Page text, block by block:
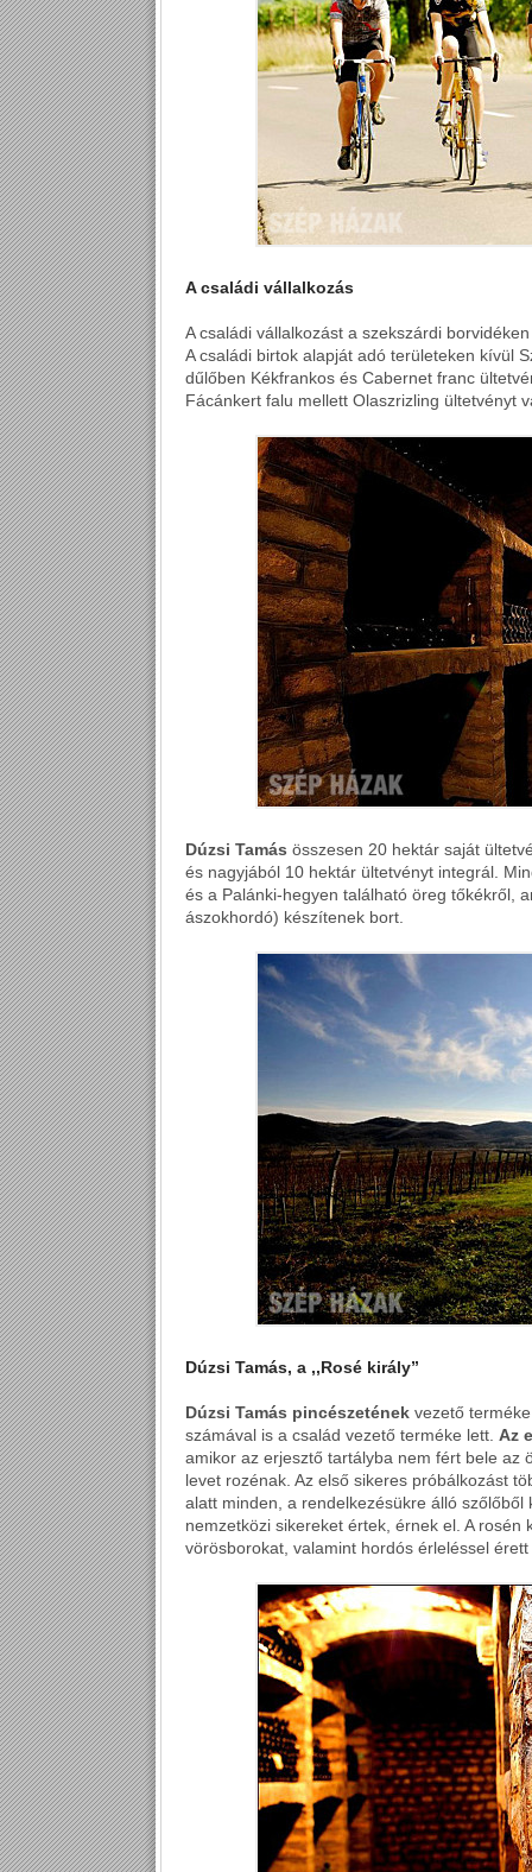
A családi vállalkozás
A családi vállalkozást a szekszárdi
A családi birtok alapját adó területeken kívül
dűlőben Kékfrankos és Cabernet franc
Fácánkert falu mellett Olaszrizling ültetvényt
Dúzsi Tamás összesen 20 hektár saját
és nagyjából 10 hektár ültetvényt integrál.
és a Palánki-hegyen található öreg tőkékről,
ászokhordó) készítenek bort.
Dúzsi Tamás, a ,,Rosé király”
Dúzsi Tamás pincészetének vezető
számával is a család vezető terméke lett. Az
amikor az erjesztő tartályba nem fért bele az
levet rozénak. Az első sikeres próbálkozást
alatt minden, a rendelkezésükre álló
nemzetközi sikereket értek, érnek el. A
vörösborokat, valamint hordós érleléssel